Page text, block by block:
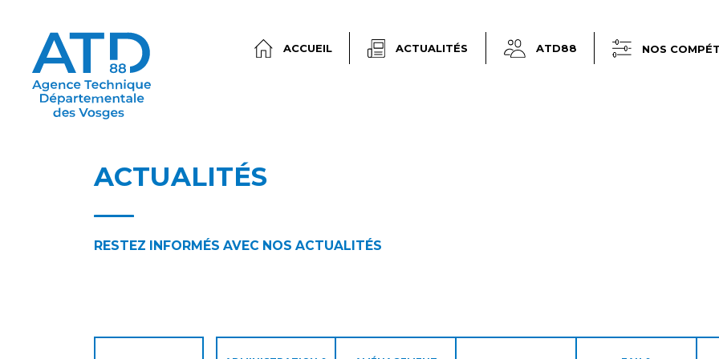
ACCUEIL ACTUALITÉS ATD88 NOS
ACTUALITÉS
RESTEZ INFORMÉS AVEC NOS ACTUALITÉS